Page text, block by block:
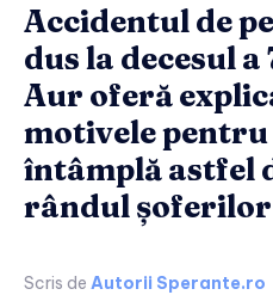
Accidentul de
dus la decesul
Aur oferă
motivele pentru
întâmplă astfel
rândul
Scris de Autorii Sperante.ro